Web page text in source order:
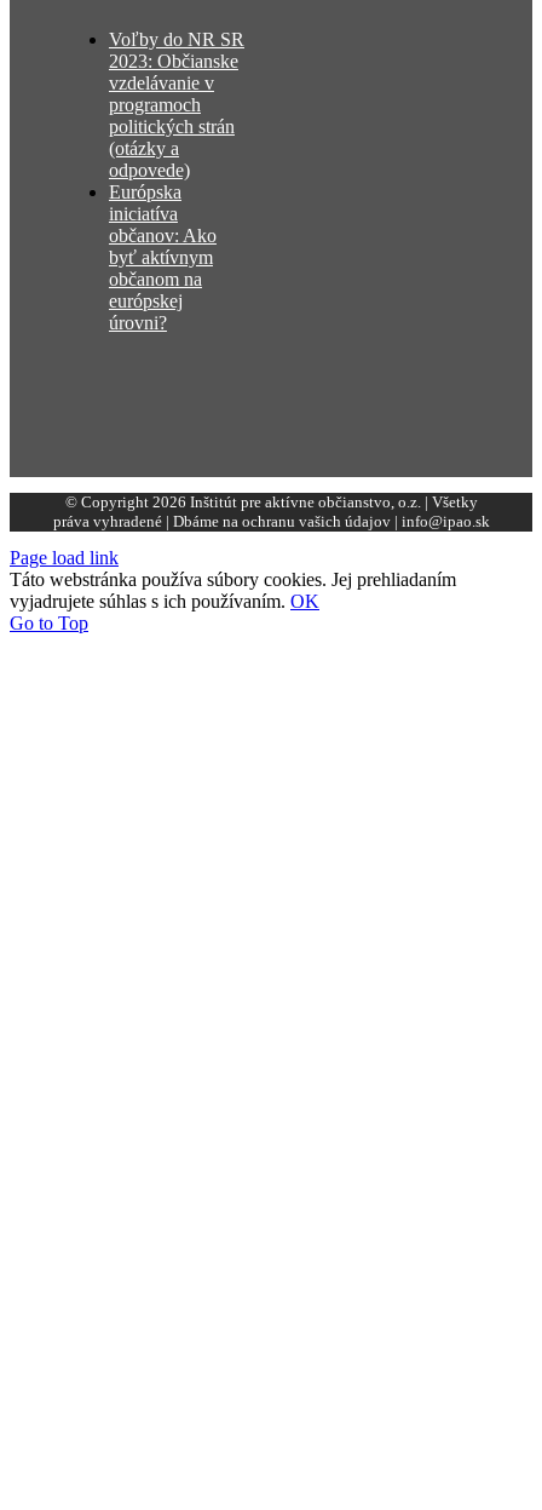
Voľby do NR SR
2023: Občianske
vzdelávanie v
programoch
politických strán
(otázky a
odpovede)
Európska
iniciatíva
občanov: Ako
byť aktívnym
občanom na
európskej
úrovni?
© Copyright 2026 Inštitút pre aktívne občianstvo, o.z. | Všetky
práva vyhradené | Dbáme na ochranu vašich údajov | info@ipao.sk
Page load link
Táto webstránka používa súbory cookies. Jej prehliadaním
vyjadrujete súhlas s ich používaním. OK
Go to Top